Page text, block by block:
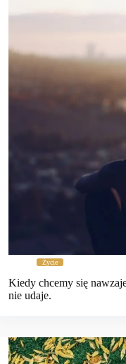
Życie
Kiedy chcemy się
nie udaje.